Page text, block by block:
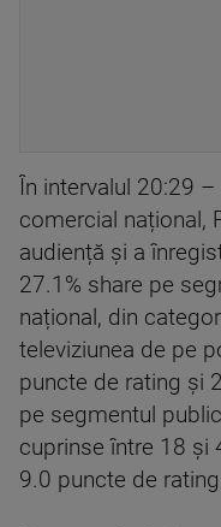
În intervalul 20:29
comercial național,
audiență și a
27.1% share pe
național, din
televiziunea de pe
puncte de rating și
pe segmentul
cuprinse între 18 și
9.0 puncte de